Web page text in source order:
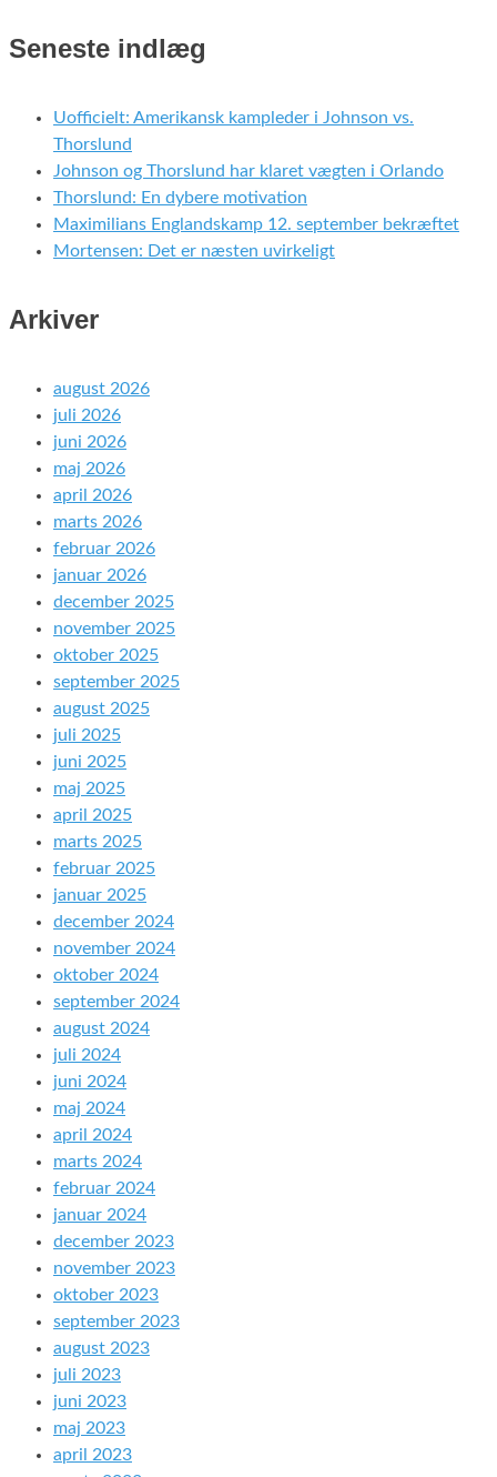
Seneste indlæg
Uofficielt: Amerikansk kampleder i Johnson vs.
Thorslund
Johnson og Thorslund har klaret vægten i Orlando
Thorslund: En dybere motivation
Maximilians Englandskamp 12. september bekræftet
Mortensen: Det er næsten uvirkeligt
Arkiver
august 2026
juli 2026
juni 2026
maj 2026
april 2026
marts 2026
februar 2026
januar 2026
december 2025
november 2025
oktober 2025
september 2025
august 2025
juli 2025
juni 2025
maj 2025
april 2025
marts 2025
februar 2025
januar 2025
december 2024
november 2024
oktober 2024
september 2024
august 2024
juli 2024
juni 2024
maj 2024
april 2024
marts 2024
februar 2024
januar 2024
december 2023
november 2023
oktober 2023
september 2023
august 2023
juli 2023
juni 2023
maj 2023
april 2023